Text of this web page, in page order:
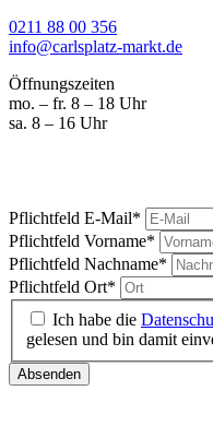
0211 88 00 356
info@carlsplatz-markt.de
Öffnungszeiten
mo. – fr. 8 – 18 Uhr
sa. 8 – 16 Uhr
Pflichtfeld E-Mail*
Pflichtfeld Vorname*
Pflichtfeld Nachname*
Pflichtfeld Ort*
Ich habe die
gelesen und bin damit
Absenden